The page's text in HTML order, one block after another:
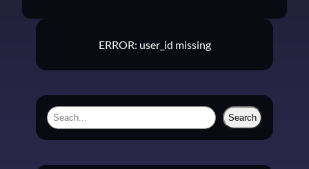
ERROR: user_id missing
S
Search